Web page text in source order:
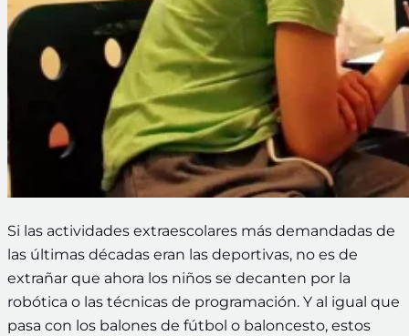
Si las actividades extraescolares más demandadas de
las últimas décadas eran las deportivas, no es de
extrañar que ahora los niños se decanten por la
robótica o las técnicas de programación. Y al igual que
pasa con los balones de fútbol o baloncesto, estos